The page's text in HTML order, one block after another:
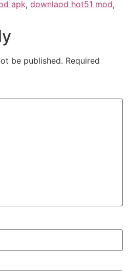
apk, downlaod hot51 mod,
be published. Required